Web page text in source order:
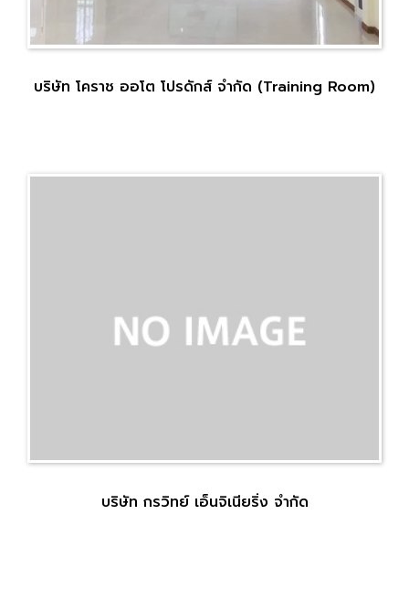
บริษัท โคราช ออโต โปรดักส์ จำกัด (Training Room)
บริษัท กรวิทย์ เอ็นจิเนียริ่ง จำกัด